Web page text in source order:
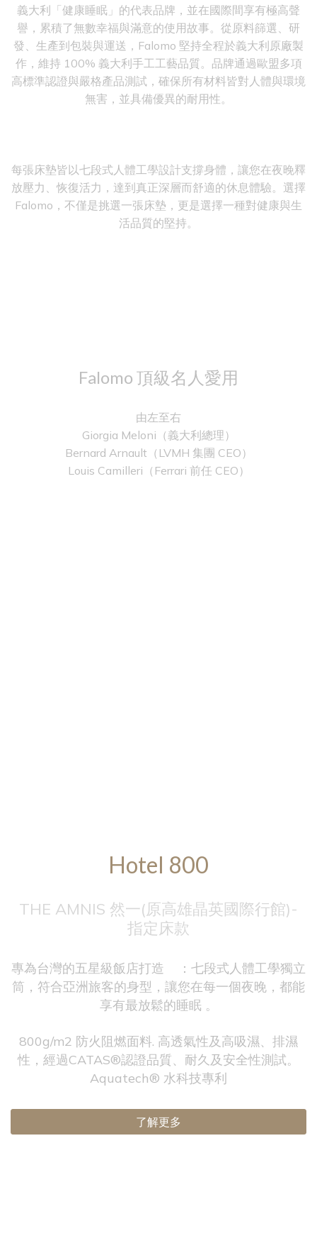
義大利「健康睡眠」的代表品牌，並在國際間享有極高聲
譽，累積了無數幸福與滿意的使用故事。從原料篩選、研
發、生產到包裝與運送，Falomo 堅持全程於義大利原廠製
作，維持 100% 義大利手工工藝品質。品牌通過歐盟多項
高標準認證與嚴格產品測試，確保所有材料皆對人體與環境
無害，並具備優異的耐用性。
每張床墊皆以七段式人體工學設計支撐身體，讓您在夜晚釋
放壓力、恢復活力，達到真正深層而舒適的休息體驗。選擇
Falomo，不僅是挑選一張床墊，更是選擇一種對健康與生
活品質的堅持。
Falomo 頂級名人愛用
由左至右
Giorgia Meloni（義大利總理）
Bernard Arnault（LVMH 集團 CEO）
Louis Camilleri（Ferrari 前任 CEO）
Hotel 800
THE AMNIS 然一(原高雄晶英國際行館)-
指定床款
專為台灣的五星級飯店打造 ：七段式人體工學獨立
筒，符合亞洲旅客的身型，讓您在每一個夜晚，都能
享有最放鬆的睡眠 。
800g/m2 防火阻燃面料. 高透氣性及高吸濕、排濕
性，經過CATAS®認證品質、耐久及安全性測試。
Aquatech® 水科技專利
了解更多